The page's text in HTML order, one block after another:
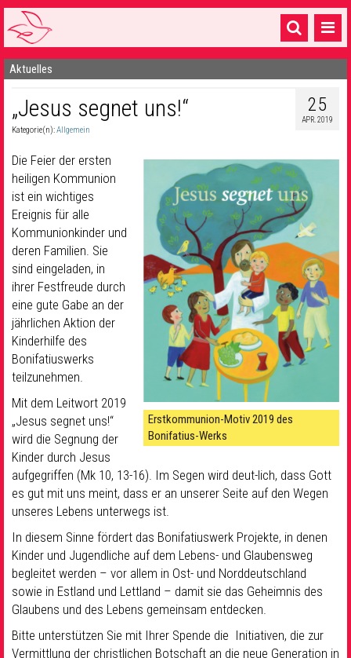
Startseite
1 Pfarrei
16 Gemeinden & mehr
Gottesdienste & Sinnsuche
Sakramente & Feste
Gemeinschaft & Soziales
Musik& Kultur
Seelsorge & Kontakt
Aktuelles
25
APR. 2019
„Jesus segnet uns!“
Kategorie(n):Allgemein
Erstkommunion-Motiv 2019 des
Bonifatius-Werks
Die Feier der ersten
heiligen Kommunion
ist ein wichtiges
Ereignis für alle
Kommunionkinder und
deren Familien. Sie
sind eingeladen, in
ihrer Festfreude durch
eine gute Gabe an der
jährlichen Aktion der
Kinderhilfe des
Bonifatiuswerks
teilzunehmen.
Mit dem Leitwort 2019
„Jesus segnet uns!“
wird die Segnung der
Kinder durch Jesus
aufgegriffen (Mk 10, 13-16). Im Segen wird deut-lich, dass Gott
es gut mit uns meint, dass er an unserer Seite auf den Wegen
unseres Lebens unterwegs ist.
In diesem Sinne fördert das Bonifatiuswerk Projekte, in denen
Kinder und Jugendliche auf dem Lebens- und Glaubensweg
begleitet werden – vor allem in Ost- und Norddeutschland
sowie in Estland und Lettland – damit sie das Geheimnis des
Glaubens und des Lebens gemeinsam entdecken.
Bitte unterstützen Sie mit Ihrer Spende die Initiativen, die zur
Vermittlung der christlichen Botschaft an die neue Generation in